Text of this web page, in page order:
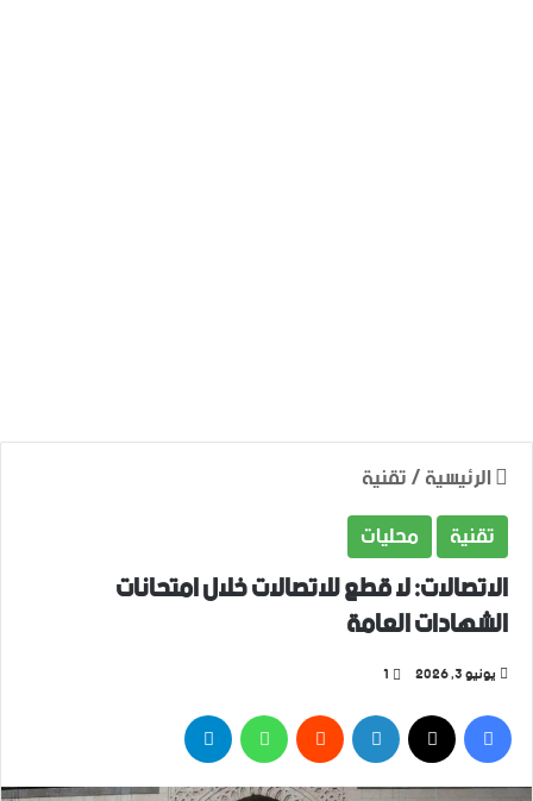
الرئيسية/تقنية
تقنية
محليات
الاتصالات: لا قطع للاتصالات خلال امتحانات
الشهادات العامة
يونيو 3, 2026 1
فيسبوك‫X لينكدإن واتساب